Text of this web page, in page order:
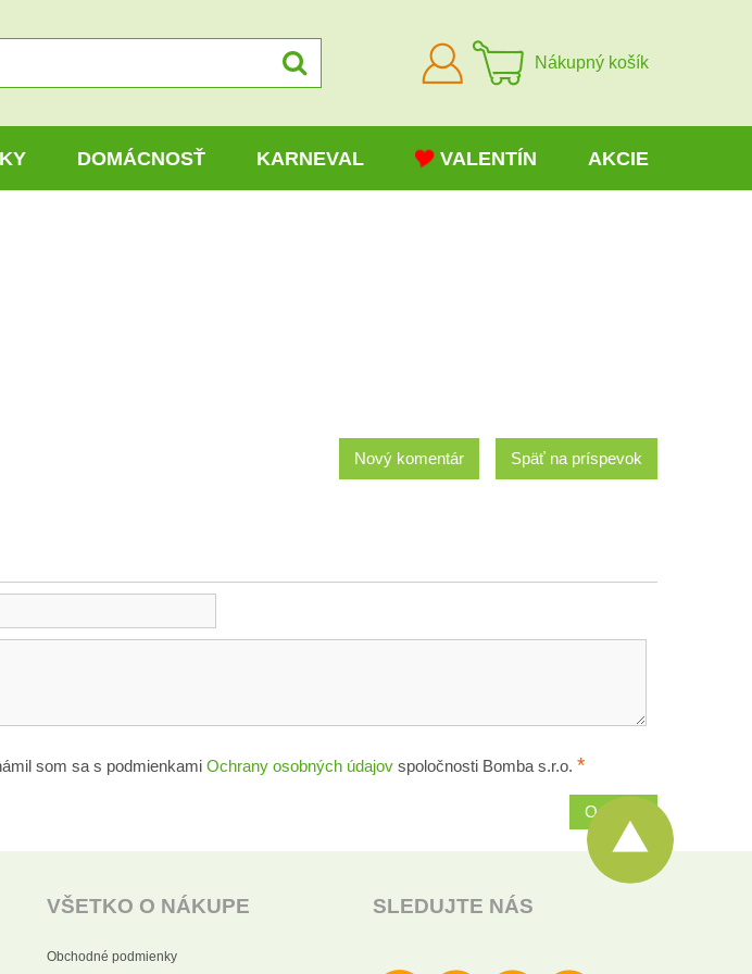
Prihlásiť
sa
Nákupný košík
DOMÁCNOSŤ KARNEVAL VALENTÍN AKCIE
Späť na príspevok
Nový komentár
som sa s podmienkami Ochrany osobných údajov spoločnosti Bomba s.r.o. *
Odoslať
VŠETKO O NÁKUPE
Obchodné podmienky
SLEDUJTE NÁS